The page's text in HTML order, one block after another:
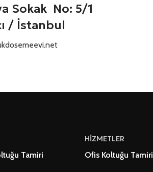
Sokak No: 5/1
/ İstanbul
Tamiri
HİZMETLER
Ofis Koltuğu Tamiri